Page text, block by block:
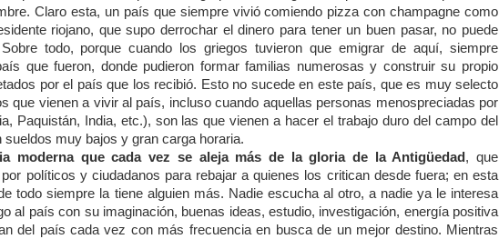
Claro esta, un país que siempre vivió comiendo pizza con champagne como
riojano, que supo derrochar el dinero para tener un buen pasar, no puede
todo, porque cuando los griegos tuvieron que emigrar de aquí, siempre
que fueron, donde pudieron formar familias numerosas y construir su propio
por el país que los recibió. Esto no sucede en este país, que es muy selecto
que vienen a vivir al país, incluso cuando aquellas personas menospreciadas por
Paquistán, India, etc.), son las que vienen a hacer el trabajo duro del campo del
muy bajos y gran carga horaria.
moderna que cada vez se aleja más de la gloria de la Antigüedad, que
políticos y ciudadanos para rebajar a quienes los critican desde fuera; en esta
todo siempre la tiene alguien más. Nadie escucha al otro, a nadie ya le interesa
al país con su imaginación, buenas ideas, estudio, investigación, energía positiva
del país cada vez con más frecuencia en busca de un mejor destino. Mientras